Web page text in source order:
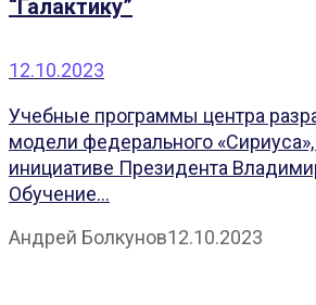
“Галактику”
12.10.2023
Учебные программы центра
модели федерального
инициативе Президента
Обучение...
Андрей Болкунов12.10.2023